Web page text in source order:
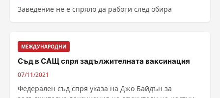
Заведение не е спряло да работи след обира
МЕЖДУНАРОДНИ
Съд в САЩ спря задължителната ваксинация
07/11/2021
Федерален съд спря указа на Джо Байдън за